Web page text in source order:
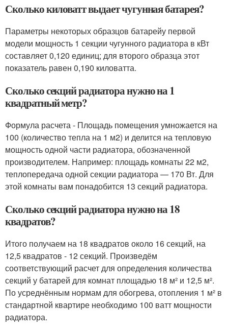
Сколько киловатт выдает чугунная батарея?
Параметры некоторых образцов батарейу первой
модели мощность 1 секции чугунного радиатора в кВт
составляет 0,120 единиц; для второго образца этот
показатель равен 0,190 киловатта.
Сколько секций радиатора нужно на 1
квадратный метр?
Формула расчета - Площадь помещения умножается на
100 (количество тепла на 1 м2) и делится на тепловую
мощность одной части радиатора, обозначенной
производителем. Например: площадь комнаты 22 м2,
теплопередача одной секции радиатора — 170 Вт. Для
этой комнаты вам понадобится 13 секций радиатора.
Сколько секций радиатора нужно на 18
квадратов?
Итого получаем на 18 квадратов около 16 секций, на
12,5 квадратов - 12 секций. Произведём
соответствующий расчет для определения количества
секций у батарей для комнат площадью 18 м² и 12,5 м².
По усреднённым нормам для обогрева, отопления 1 м² в
стандартной квартире необходимо 100 ватт мощности
радиатора.